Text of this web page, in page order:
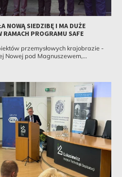
NOWĄ SIEDZIBĘ I MA DUŻE
PROGRAMU SAFE
przemysłowych krajobrazie -
Nowej pod Magnuszewem,...